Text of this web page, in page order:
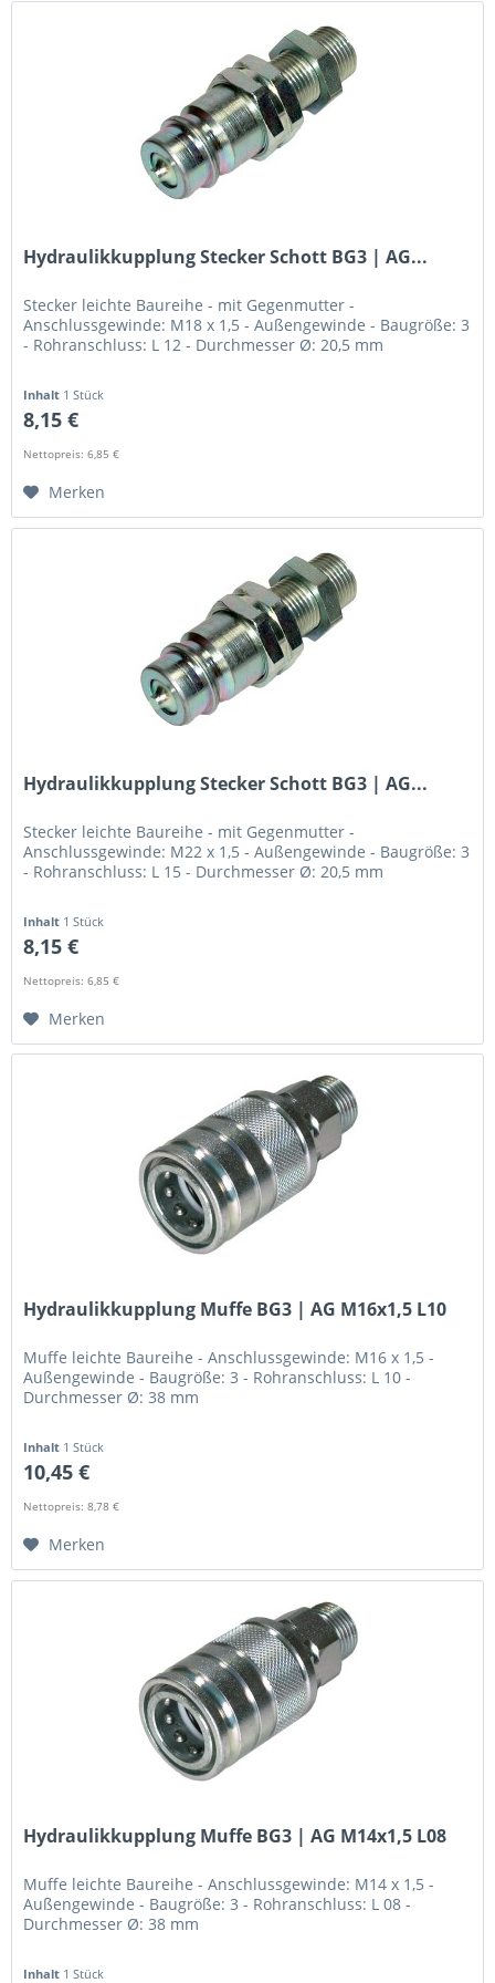
Hydraulikkupplung Stecker Schott BG3 | AG...
Stecker leichte Baureihe - mit Gegenmutter -
Anschlussgewinde: M18 x 1,5 - Außengewinde - Baugröße: 3
- Rohranschluss: L 12 - Durchmesser Ø: 20,5 mm
Inhalt 1 Stück
8,15 €
Nettopreis: 6,85 €
Merken
Hydraulikkupplung Stecker Schott BG3 | AG...
Stecker leichte Baureihe - mit Gegenmutter -
Anschlussgewinde: M22 x 1,5 - Außengewinde - Baugröße: 3
- Rohranschluss: L 15 - Durchmesser Ø: 20,5 mm
Inhalt 1 Stück
8,15 €
Nettopreis: 6,85 €
Merken
Hydraulikkupplung Muffe BG3 | AG M16x1,5 L10
Muffe leichte Baureihe - Anschlussgewinde: M16 x 1,5 -
Außengewinde - Baugröße: 3 - Rohranschluss: L 10 -
Durchmesser Ø: 38 mm
Inhalt 1 Stück
10,45 €
Nettopreis: 8,78 €
Merken
Hydraulikkupplung Muffe BG3 | AG M14x1,5 L08
Muffe leichte Baureihe - Anschlussgewinde: M14 x 1,5 -
Außengewinde - Baugröße: 3 - Rohranschluss: L 08 -
Durchmesser Ø: 38 mm
Inhalt 1 Stück